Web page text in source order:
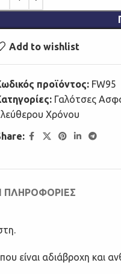
Add to wishlist
προϊόντος: FW95
Γαλότσες
Χρόνου
ΠΛΗΡΟΦΟΡΊΕΣ
είναι αδιάβροχη και